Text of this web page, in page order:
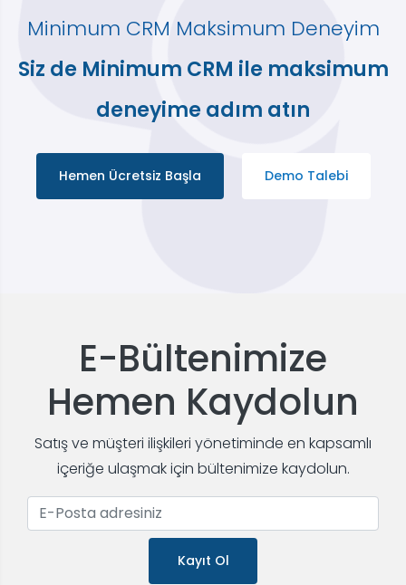
Minimum CRM Maksimum Deneyim
Siz de Minimum CRM ile maksimum
deneyime adım atın
Hemen Ücretsiz Başla Demo Talebi
E-Bültenimize
Hemen Kaydolun
Satış ve müşteri ilişkileri yönetiminde en kapsamlı
içeriğe ulaşmak için bültenimize kaydolun.
Kayıt Ol